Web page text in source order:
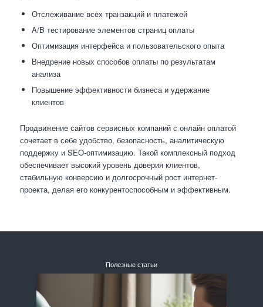
Отслеживание всех транзакций и платежей
A/B тестирование элементов страниц оплаты
Оптимизация интерфейса и пользовательского опыта
Внедрение новых способов оплаты по результатам
анализа
Повышение эффективности бизнеса и удержание
клиентов
Продвижение сайтов сервисных компаний с онлайн оплатой
сочетает в себе удобство, безопасность, аналитическую
поддержку и SEO-оптимизацию. Такой комплексный подход
обеспечивает высокий уровень доверия клиентов,
стабильную конверсию и долгосрочный рост интернет-
проекта, делая его конкурентоспособным и эффективным.
Полезные статьи